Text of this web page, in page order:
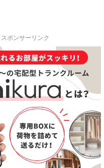
スポンサーリンク